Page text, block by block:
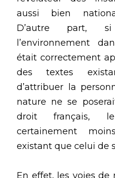
aussi bien
D’autre
l’environnement
était correctement
des textes
d’attribuer la
nature ne se
droit français,
certainement
existant que celui de
En effet, les voies de